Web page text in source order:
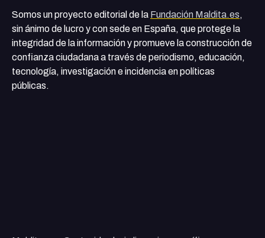
Somos un proyecto editorial de la Fundación Maldita.es,
sin ánimo de lucro y con sede en España, que protege la
integridad de la información y promueve la construcción de
confianza ciudadana a través de periodismo, educación,
tecnología, investigación e incidencia en políticas
públicas.